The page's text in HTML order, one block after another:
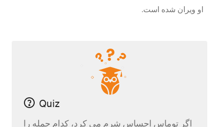
او ویران شده است.
Quiz
اگر توماس احساس شرم می کرد، کدام جمله را